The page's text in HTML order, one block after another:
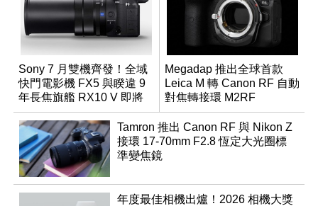
Sony 7 月雙機齊發！全域
快門電影機 FX5 與睽違 9
年長焦旗艦 RX10 V 即將
登場
Megadap 推出全球首款
Leica M 轉 Canon RF 自動
對焦轉接環 M2RF
Tamron 推出 Canon RF 與 Nikon Z
接環 17-70mm F2.8 恆定大光圈標
準變焦鏡
年度最佳相機出爐！2026 相機大獎